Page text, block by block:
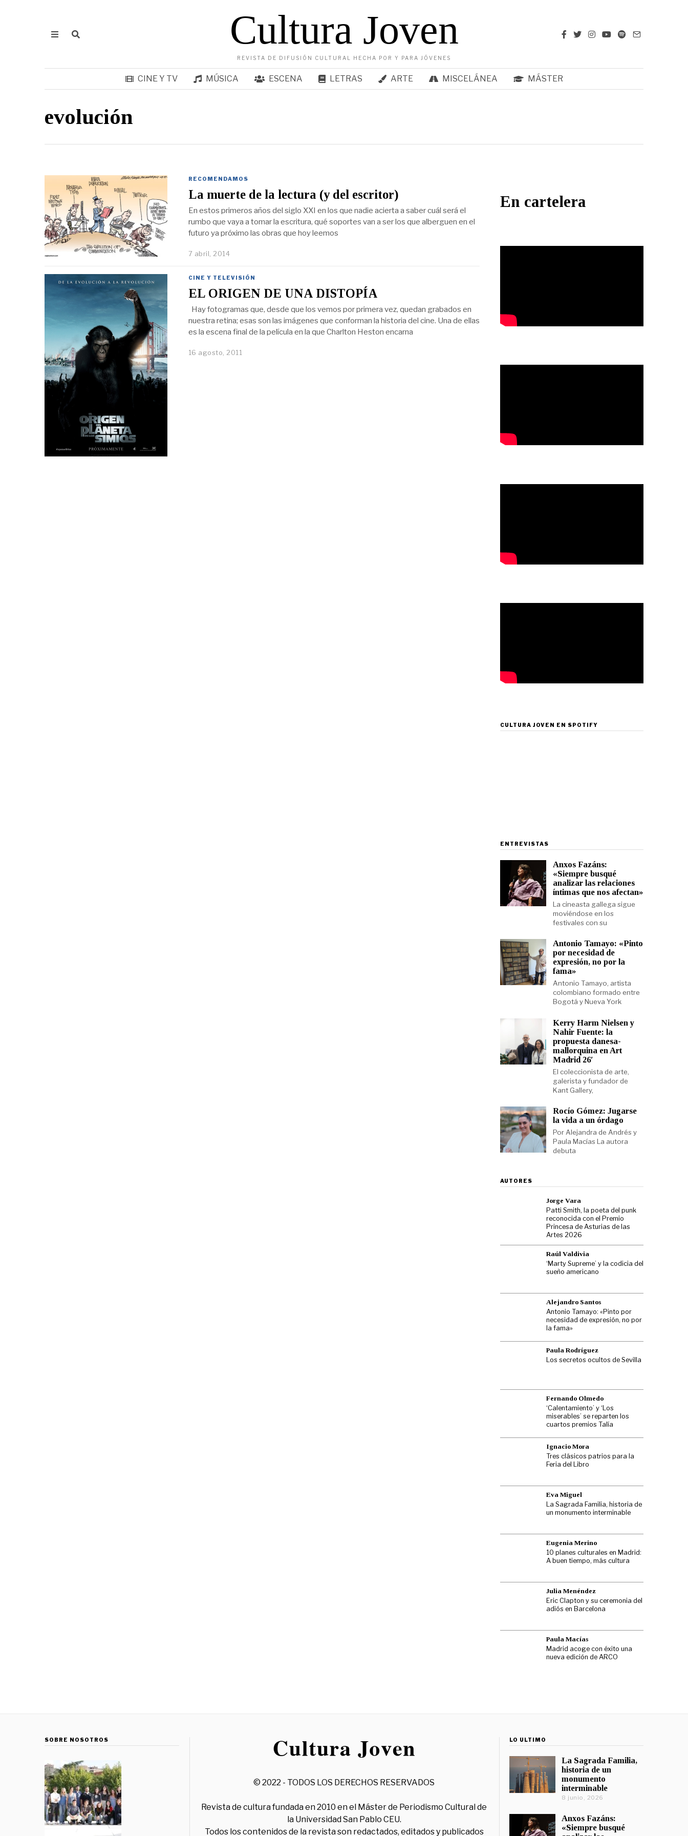
Cultura Joven
REVISTA DE DIFUSIÓN CULTURAL HECHA POR Y PARA JÓVENES
CINE Y TV MÚSICA ESCENA LETRAS ARTE MISCELÁNEA MÁSTER
evolución
RECOMENDAMOS
La muerte de la lectura (y del escritor)
En estos primeros años del siglo XXI en los que nadie acierta a saber cuál será el
rumbo que vaya a tomar la escritura, qué soportes van a ser los que alberguen en el
futuro ya próximo las obras que hoy leemos
7 abril, 2014
CINE Y TELEVISIÓN
EL ORIGEN DE UNA DISTOPÍA
Hay fotogramas que, desde que los vemos por primera vez, quedan grabados en
nuestra retina; esas son las imágenes que conforman la historia del cine. Una de ellas
es la escena final de la película en la que Charlton Heston encarna
16 agosto, 2011
En cartelera
CULTURA JOVEN EN SPOTIFY
ENTREVISTAS
Anxos Fazáns:
«Siempre busqué
analizar las relaciones
íntimas que nos afectan»
La cineasta gallega sigue
moviéndose en los
festivales con su
Antonio Tamayo: «Pinto
por necesidad de
expresión, no por la
fama»
Antonio Tamayo, artista
colombiano formado entre
Bogotá y Nueva York
Kerry Harm Nielsen y
Nahir Fuente: la
propuesta danesa-
mallorquina en Art
Madrid 26′
El coleccionista de arte,
galerista y fundador de
Kant Gallery,
Rocío Gómez: Jugarse
la vida a un órdago
Por Alejandra de Andrés y
Paula Macías La autora
debuta
AUTORES
Jorge Vara
Patti Smith, la poeta del punk
reconocida con el Premio
Princesa de Asturias de las
Artes 2026
Raúl Valdivia
‘Marty Supreme’ y la codicia del
sueño americano
Alejandro Santos
Antonio Tamayo: «Pinto por
necesidad de expresión, no por
la fama»
Paula Rodríguez
Los secretos ocultos de Sevilla
Fernando Olmedo
‘Calentamiento’ y ‘Los
miserables’ se reparten los
cuartos premios Talía
Ignacio Mora
Tres clásicos patrios para la
Feria del Libro
Eva Miguel
La Sagrada Familia, historia de
un monumento interminable
Eugenia Merino
10 planes culturales en Madrid:
A buen tiempo, más cultura
Julia Menéndez
Eric Clapton y su ceremonia del
adiós en Barcelona
Paula Macías
Madrid acoge con éxito una
nueva edición de ARCO
SOBRE NOSOTROS
© 2022 - TODOS LOS DERECHOS RESERVADOS
Revista de cultura fundada en 2010 en el Máster de Periodismo Cultural de
la Universidad San Pablo CEU.
Todos los contenidos de la revista son redactados, editados y publicados
LO ÚLTIMO
La Sagrada Familia,
historia de un
monumento
interminable
8 junio, 2026
Anxos Fazáns:
«Siempre busqué